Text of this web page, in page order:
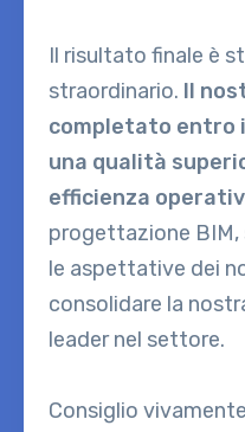
Il risultato finale è
straordinario. Il
completato entro
una qualità
efficienza
progettazione BIM,
le aspettative dei
consolidare la
leader nel settore.
Consiglio